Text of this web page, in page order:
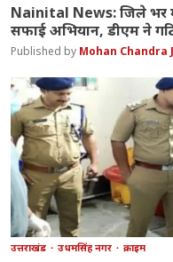
Nainital News: जिले भर
सफाई अभियान, डीएम ने
Mohan Chandra
उत्तराखंड उधमसिंह नगर क्राइम